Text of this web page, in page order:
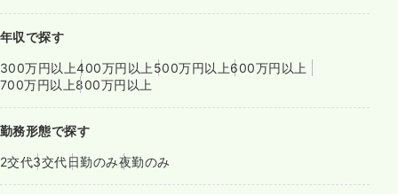
年収で探す
300万円以上400万円以上 500万円以上600万円以上
700万円以上800万円以上
勤務形態で探す
2交代3交代日勤のみ夜勤のみ